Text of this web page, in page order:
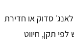
סדוק או חדירת
תקן, חיווט